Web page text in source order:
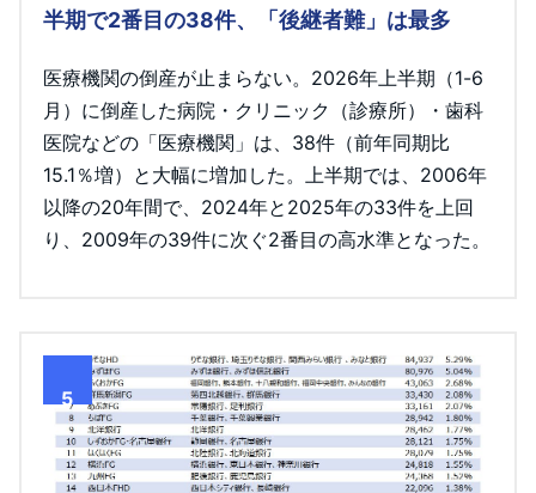
半期で2番目の38件、「後継者難」は最多
医療機関の倒産が止まらない。2026年上半期（1-6
月）に倒産した病院・クリニック（診療所）・歯科
医院などの「医療機関」は、38件（前年同期比
15.1％増）と大幅に増加した。上半期では、2006年
以降の20年間で、2024年と2025年の33件を上回
り、2009年の39件に次ぐ2番目の高水準となった。
5